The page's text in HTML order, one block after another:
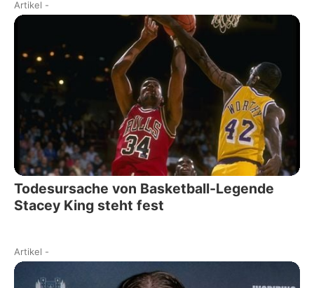
Artikel -
Todesursache von Basketball-Legende
Stacey King steht fest
Artikel -